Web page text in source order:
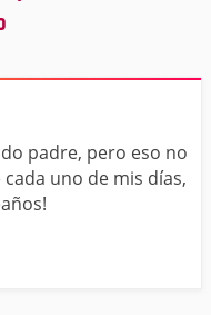
HIJA
ESPOSO
padre, pero eso no
uno de mis días,